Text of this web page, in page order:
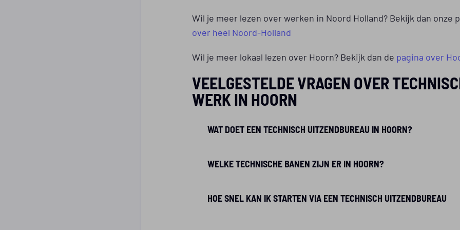
Wil je meer lezen over werken in Noord Holland? Bekijk dan onze
over heel Noord-Holland
Wil je meer lokaal lezen over Hoorn? Bekijk dan de pagina over
VEELGESTELDE VRAGEN OVER
WERK IN HOORN
WAT DOET EEN TECHNISCH UITZENDBUREAU IN HOORN?
WELKE TECHNISCHE BANEN ZIJN ER IN HOORN?
HOE SNEL KAN IK STARTEN VIA EEN TECHNISCH UITZENDBUREAU